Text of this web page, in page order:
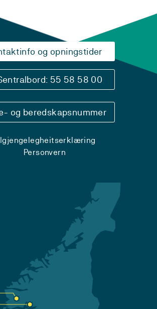
og opningstider
55 58 58 00
og beredskapsnummer
Personvern